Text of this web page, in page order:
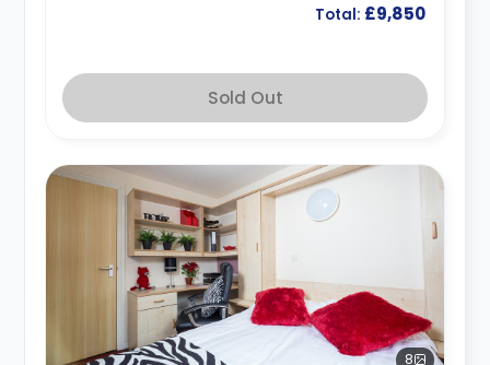
Total: £9,850
Sold Out
8